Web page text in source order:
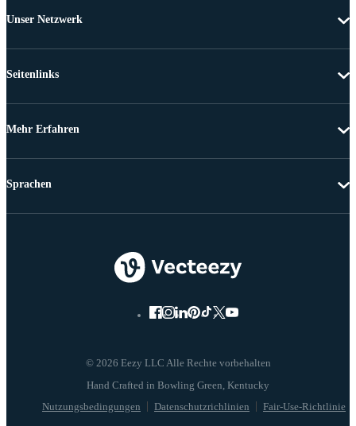
Unser Netzwerk
Seitenlinks
Mehr Erfahren
© 2026 Eezy LLC Alle Rechte vorbehalten
Nutzungsbedingungen Datenschutzrichlinien Fair-Use-Richtlinie
Sprachen